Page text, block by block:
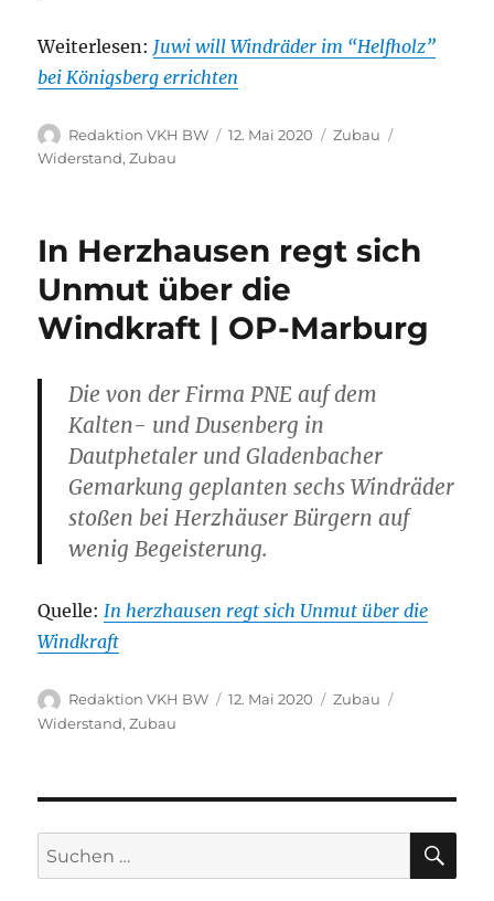
Weiterlesen: Juwi will Windräder im “Helfholz”
bei Königsberg errichten
Autor
Redaktion VKH BW
Veröffentlicht
12. Mai 2020 Kategorien
Zubau
Widerstand,Zubau
In Herzhausen regt sich
Unmut über die
Windkraft | OP-Marburg
Die von der Firma PNE auf dem
Kalten- und Dusenberg in
Dautphetaler und Gladenbacher
Gemarkung geplanten sechs Windräder
stoßen bei Herzhäuser Bürgern auf
wenig Begeisterung.
Quelle:In herzhausen regt sich Unmut über die
Windkraft
Autor
Redaktion VKH BW
Veröffentlicht
12. Mai 2020 Kategorien
Zubau
Widerstand,Zubau
Suche
nach: